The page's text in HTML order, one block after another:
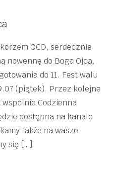
OCD, serdecznie
nowennę do Boga Ojca,
do 11. Festiwalu
(piątek). Przez kolejne
Codzienna
dostępna na kanale
także na wasze
się […]